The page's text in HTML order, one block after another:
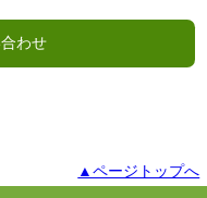
わせ
▲ページトップへ